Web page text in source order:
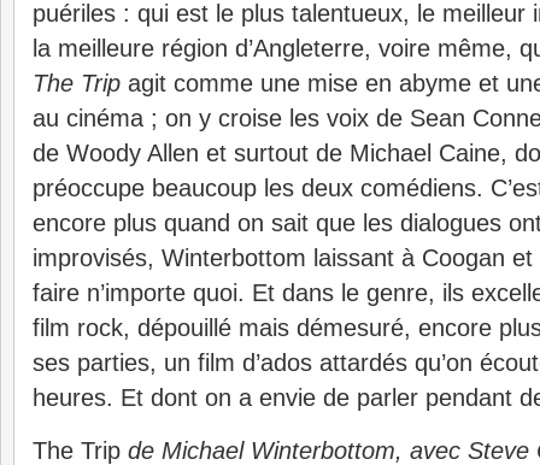
puériles : qui est le plus talentueux, le meilleur
la meilleure région d’Angleterre, voire même,
The Trip agit comme une mise en abyme et
au cinéma ; on y croise les voix de Sean
de Woody Allen et surtout de Michael Caine,
préoccupe beaucoup les deux comédiens.
encore plus quand on sait que les dialogues
improvisés, Winterbottom laissant à Coogan
faire n’importe quoi. Et dans le genre, ils
film rock, dépouillé mais démesuré, encore
ses parties, un film d’ados attardés qu’on
heures. Et dont on a envie de parler pendant
The Trip de Michael Winterbottom, avec Steve